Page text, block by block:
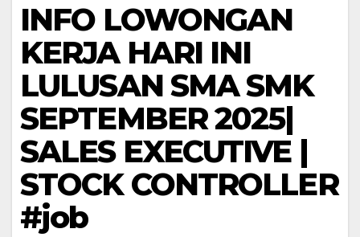
INFO LOWONGAN
KERJA HARI INI
LULUSAN SMA SMK
SEPTEMBER 2025|
SALES EXECUTIVE |
STOCK CONTROLLER
#job